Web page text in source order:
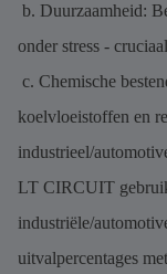
b. Duurzaamheid:
onder stress -
c. Chemische
koelvloeistoffen en
industrieel/
LT CIRCUIT
industriële/
uitvalpercentages